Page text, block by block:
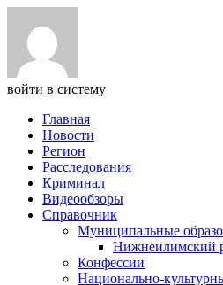
войти в систему
Главная
Новости
Регион
Расследования
Криминал
Видеообзоры
Справочник
Муниципальные
Нижнеилимский
Конфессии
Национально-